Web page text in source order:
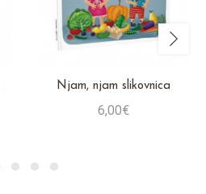
Njam, njam slikovnica
6,00€